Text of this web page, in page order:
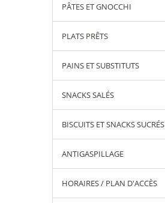
PÂTES ET GNOCCHI
PLATS PRÊTS
PAINS ET SUBSTITUTS
SNACKS SALÉS
BISCUITS ET SNACKS SUCRÉS
ANTIGASPILLAGE
HORAIRES / PLAN D'ACCÈS